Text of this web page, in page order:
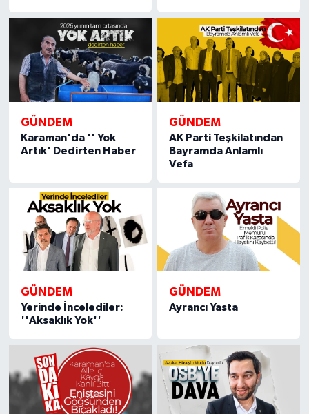
GÜNDEM
Karaman'da '' Yok
Artık' Dedirten Haber
GÜNDEM
AK Parti Teşkilatından
Bayramda Anlamlı
Vefa
GÜNDEM
Yerinde İncelediler:
''Aksaklık Yok''
GÜNDEM
Ayrancı Yasta